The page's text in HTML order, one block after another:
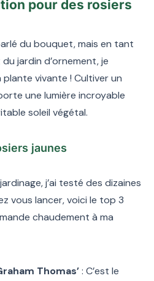
pour des rosiers
du bouquet, mais en tant
jardin d’ornement, je
vivante ! Cultiver un
une lumière incroyable
soleil végétal.
jaunes
j’ai testé des dizaines
vous lancer, voici le top 3
chaudement à ma
Thomas’: C’est le